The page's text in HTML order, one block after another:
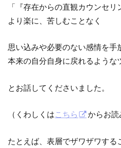
「『存在からの直観カウンセリ
より楽に、苦しむことなく
思い込みや必要のない感情を手
本来の自分自身に戻れるような
とお話してくださいました。
（くわしくはこちら からお読
たとえば、表層でザワザワする